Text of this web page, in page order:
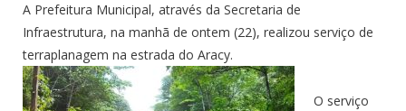
A Prefeitura Municipal, através da Secretaria de
Infraestrutura, na manhã de ontem (22), realizou serviço de
terraplanagem na estrada do Aracy.
O serviço